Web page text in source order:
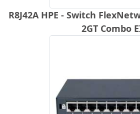
R8J42A HPE - Switch
2GT Combo